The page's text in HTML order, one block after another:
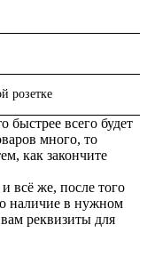
розетке
быстрее всего будет
много, то
как закончите
всё же, после того
наличие в нужном
реквизиты для